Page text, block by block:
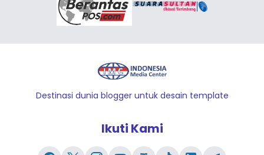
Destinasi dunia blogger untuk desain template
Ikuti Kami